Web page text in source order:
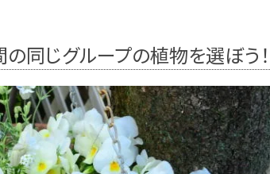
同じグループの植物を選ぼう！